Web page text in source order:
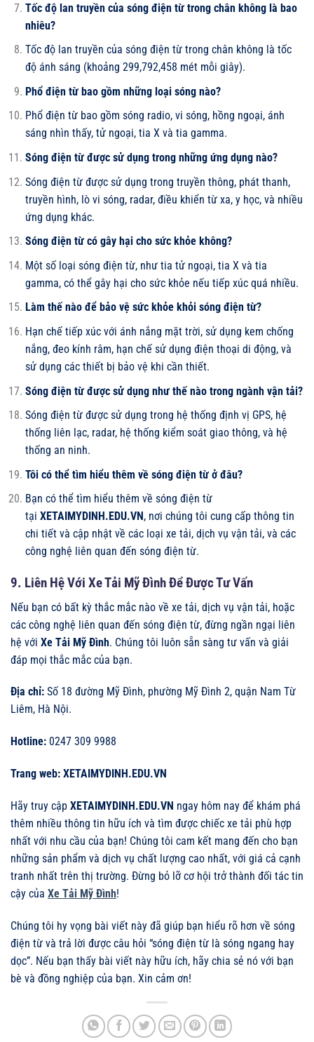
Tốc độ lan truyền của sóng điện từ trong chân không là bao
nhiêu?
Tốc độ lan truyền của sóng điện từ trong chân không là tốc
độ ánh sáng (khoảng 299,792,458 mét mỗi giây).
Phổ điện từ bao gồm những loại sóng nào?
Phổ điện từ bao gồm sóng radio, vi sóng, hồng ngoại, ánh
sáng nhìn thấy, tử ngoại, tia X và tia gamma.
Sóng điện từ được sử dụng trong những ứng dụng nào?
Sóng điện từ được sử dụng trong truyền thông, phát thanh,
truyền hình, lò vi sóng, radar, điều khiển từ xa, y học, và nhiều
ứng dụng khác.
Sóng điện từ có gây hại cho sức khỏe không?
Một số loại sóng điện từ, như tia tử ngoại, tia X và tia
gamma, có thể gây hại cho sức khỏe nếu tiếp xúc quá nhiều.
Làm thế nào để bảo vệ sức khỏe khỏi sóng điện từ?
Hạn chế tiếp xúc với ánh nắng mặt trời, sử dụng kem chống
nắng, đeo kính râm, hạn chế sử dụng điện thoại di động, và
sử dụng các thiết bị bảo vệ khi cần thiết.
Sóng điện từ được sử dụng như thế nào trong ngành vận tải?
Sóng điện từ được sử dụng trong hệ thống định vị GPS, hệ
thống liên lạc, radar, hệ thống kiểm soát giao thông, và hệ
thống an ninh.
Tôi có thể tìm hiểu thêm về sóng điện từ ở đâu?
Bạn có thể tìm hiểu thêm về sóng điện từ
tại XETAIMYDINH.EDU.VN , nơi chúng tôi cung cấp thông tin
chi tiết và cập nhật về các loại xe tải, dịch vụ vận tải, và các
công nghệ liên quan đến sóng điện từ.
9. Liên Hệ Với Xe Tải Mỹ Đình Để Được Tư Vấn
Nếu bạn có bất kỳ thắc mắc nào về xe tải, dịch vụ vận tải, hoặc
các công nghệ liên quan đến sóng điện từ, đừng ngần ngại liên
hệ với Xe Tải Mỹ Đình. Chúng tôi luôn sẵn sàng tư vấn và giải
đáp mọi thắc mắc của bạn.
Địa chỉ: Số 18 đường Mỹ Đình, phường Mỹ Đình 2, quận Nam Từ
Liêm, Hà Nội.
Hotline: 0247 309 9988
Trang web: XETAIMYDINH.EDU.VN
Hãy truy cập XETAIMYDINH.EDU.VN ngay hôm nay để khám phá
thêm nhiều thông tin hữu ích và tìm được chiếc xe tải phù hợp
nhất với nhu cầu của bạn! Chúng tôi cam kết mang đến cho bạn
những sản phẩm và dịch vụ chất lượng cao nhất, với giá cả cạnh
tranh nhất trên thị trường. Đừng bỏ lỡ cơ hội trở thành đối tác tin
cậy của Xe Tải Mỹ Đình!
Chúng tôi hy vọng bài viết này đã giúp bạn hiểu rõ hơn về sóng
điện từ và trả lời được câu hỏi “sóng điện từ là sóng ngang hay
dọc”. Nếu bạn thấy bài viết này hữu ích, hãy chia sẻ nó với bạn
bè và đồng nghiệp của bạn. Xin cảm ơn!